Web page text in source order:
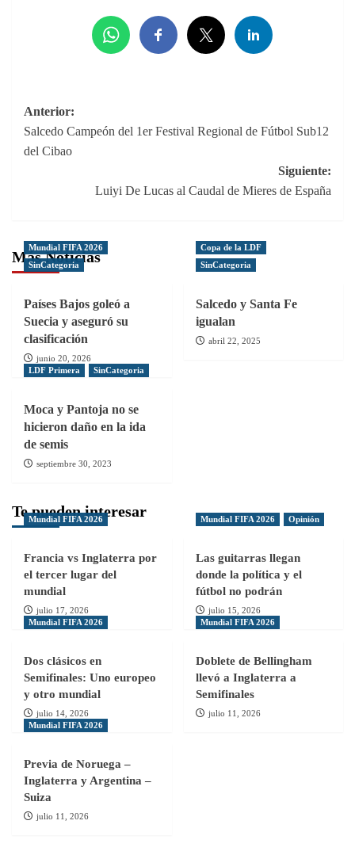
Navegación
de
Anterior:
Salcedo Campeón del 1er Festival Regional de Fútbol Sub12
del Cibao
Siguiente:
Luiyi De Lucas al Caudal de Mieres de España
Más Noticias
Mundial FIFA 2026
SinCategoria
Países Bajos goleó a
Suecia y aseguró su
clasificación
junio 20, 2026
Copa de la LDF
SinCategoria
Salcedo y Santa Fe
igualan
abril 22, 2025
LDF Primera SinCategoria
Moca y Pantoja no se
hicieron daño en la ida
de semis
septiembre 30, 2023
Te pueden interesar
Mundial FIFA 2026
Francia vs Inglaterra por
el tercer lugar del
mundial
julio 17, 2026
Mundial FIFA 2026 Opinión
Las guitarras llegan
donde la política y el
fútbol no podrán
julio 15, 2026
Mundial FIFA 2026
Dos clásicos en
Semifinales: Uno europeo
y otro mundial
julio 14, 2026
Mundial FIFA 2026
Doblete de Bellingham
llevó a Inglaterra a
Semifinales
julio 11, 2026
Mundial FIFA 2026
Previa de Noruega –
Inglaterra y Argentina –
Suiza
julio 11, 2026